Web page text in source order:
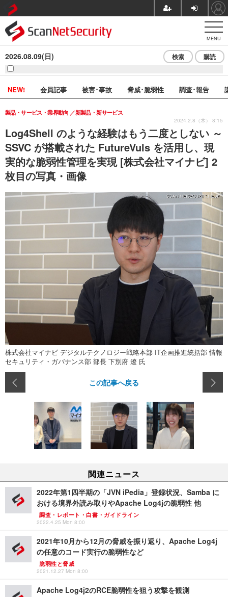
MENU
2026.08.09(日) 検索 購読
NEW! 会員記事 被害･事故 脅威･脆弱性 調査･報告
Log4Shell のような経験はもう二度としない ～
SSVC が搭載された FutureVuls を活用し、現
実的な脆弱性管理を実現 [株式会社マイナビ] 2
枚目の写真・画像
製品・サービス・業界動向 新製品・新サービス
2024.2.8（木） 8:15
株式会社マイナビ デジタルテクノロジー戦略本部 IT企画推進統括部 情報
セキュリティ・ガバナンス部 部長 下別府 遼 氏
この記事へ戻る
関連ニュース
2022年第1四半期の「JVN iPedia」登録状況、Samba に
おける境界外読み取りやApache Log4jの脆弱性 他
調査・レポート・白書・ガイドライン
2022.4.25 Mon 8:00
2021年10月から12月の脅威を振り返り、Apache Log4j
の任意のコード実行の脆弱性など
脆弱性と脅威
2021.12.27 Mon 8:00
Apache Log4j2のRCE脆弱性を狙う攻撃を観測